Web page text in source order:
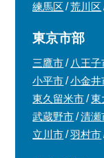
練馬区
荒川区
東京市部
三鷹市 八王子
小平市
小金井
東久留米市
東
武蔵野市
清瀬
立川市
羽村市